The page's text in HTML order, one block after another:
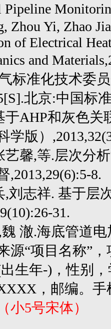
Pipeline
Zhou Yi, Zhao
of Electrical
and
标准化技术委
北京:中国标
于AHP和灰色
学版）
艺馨,等.层次分
,2013,29(6):5-8.
,刘志祥. 基于层
31.
澈.海底管道
源“项目名称”
生年-)，性别
，邮编。
（小5号宋体）